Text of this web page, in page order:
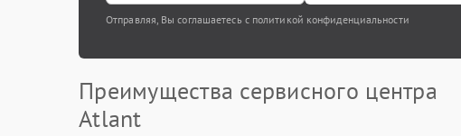
Отправляя, Вы соглашаетесь с политикой конфиденциальности
Преимущества сервисного центра
Atlant